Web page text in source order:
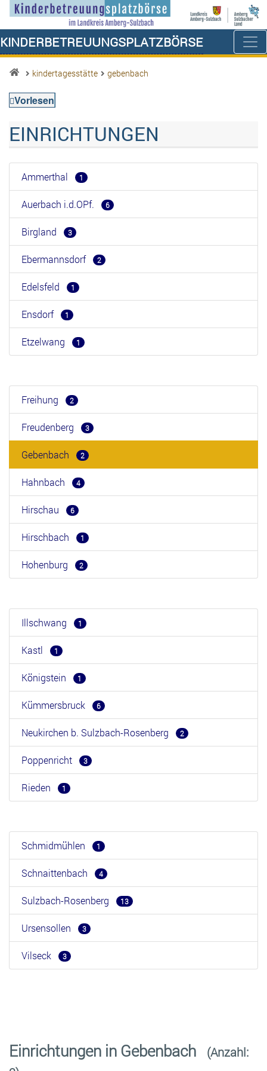
Kinderbetreuungsplatzbörse
kindertagesstätte gebenbach
Vorlesen
EINRICHTUNGEN
Ammerthal 1
Auerbach i.d.OPf. 6
Birgland 3
Ebermannsdorf 2
Edelsfeld 1
Ensdorf 1
Etzelwang 1
Freihung 2
Freudenberg 3
Gebenbach 2
Hahnbach 4
Hirschau 6
Hirschbach 1
Hohenburg 2
Illschwang 1
Kastl 1
Königstein 1
Kümmersbruck 6
Neukirchen b. Sulzbach-Rosenberg 2
Poppenricht 3
Rieden 1
Schmidmühlen 1
Schnaittenbach 4
Sulzbach-Rosenberg 13
Ursensollen 3
Vilseck 3
Einrichtungen in Gebenbach
(Anzahl: